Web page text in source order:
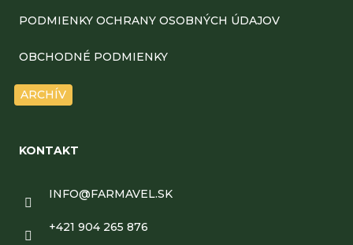
PODMIENKY OCHRANY OSOBNÝCH ÚDAJOV
OBCHODNÉ PODMIENKY
ARCHÍV
KONTAKT
INFO@FARMAVEL.SK
+421 904 265 876